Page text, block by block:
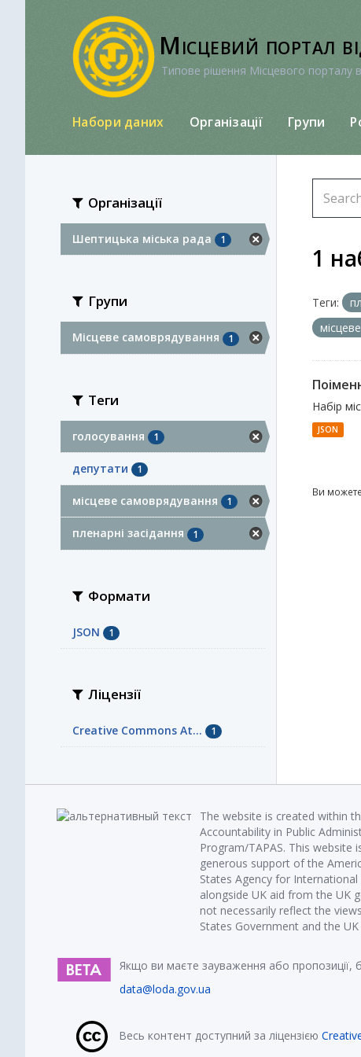
Місцевий портал
Типове рішення Місцевого порталу
Набори даних Організації Групи
Організації
Шептицька міська рада 1
Групи
Місцеве самоврядування 1
Теги
голосування 1
депутати 1
місцеве самоврядування 1
пленарні засідання 1
Формати
JSON 1
Ліцензії
Creative Commons At... 1
1
Теги:
Набір
JSON
Ви
The website is created within
Accountability in Public
Program/TAPAS. This website
generous support of the
States Agency for
alongside UK aid from the UK
not necessarily reflect the
States Government and the
Якщо ви маєте зауваження або пропозиції,
data@loda.gov.ua
Весь контент доступний за ліцензією